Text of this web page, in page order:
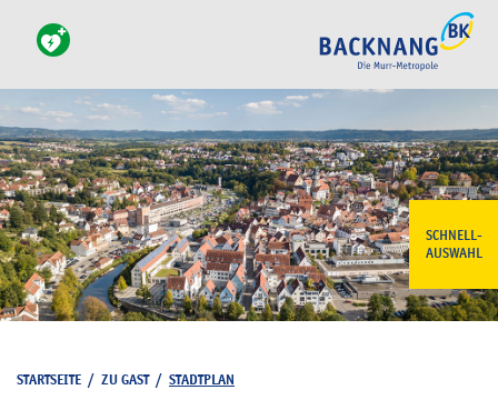
SCHNELL-
AUSWAHL
STARTSEITE / ZU GAST/ STADTPLAN